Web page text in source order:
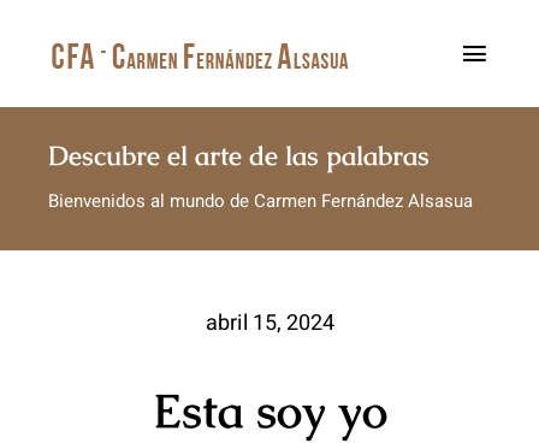
contenido
Inicio
Sobre mí
Descubre el arte de las palabras
Bienvenidos al mundo de Carmen Fernández Alsasua
abril 15, 2024
Esta soy yo